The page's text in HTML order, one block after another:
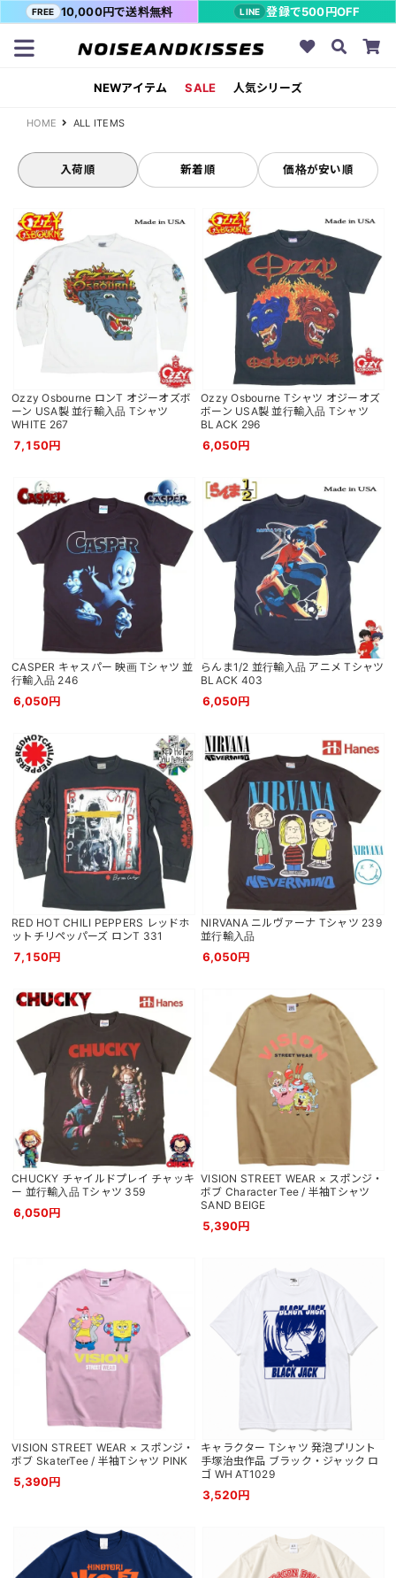
FREE 10,000円で送料無料 LINE 登録で500円OFF
NEWアイテム SALE 人気シリーズ
HOME ALL ITEMS
入荷順 新着順 価格が安い順
Ozzy Osbourne ロンT オジーオズボ
ーン USA製 並行輸入品 Tシャツ
WHITE 267
7,150円
Ozzy Osbourne Tシャツ オジーオズ
ボーン USA製 並行輸入品 Tシャツ
BLACK 296
6,050円
CASPER キャスパー 映画 Tシャツ 並
行輸入品 246
6,050円
らんま1/2 並行輸入品 アニメ Tシャツ
BLACK 403
6,050円
RED HOT CHILI PEPPERS レッドホ
ットチリペッパーズ ロンT 331
7,150円
NIRVANA ニルヴァーナ Tシャツ 239
並行輸入品
6,050円
CHUCKY チャイルドプレイ チャッキ
ー 並行輸入品 Tシャツ 359
6,050円
VISION STREET WEAR × スポンジ・
ボブ Character Tee / 半袖Tシャツ
SAND BEIGE
5,390円
VISION STREET WEAR × スポンジ・
ボブ SkaterTee / 半袖Tシャツ PINK
5,390円
キャラクター Tシャツ 発泡プリント
手塚治虫作品 ブラック・ジャック ロ
ゴ WH AT1029
3,520円